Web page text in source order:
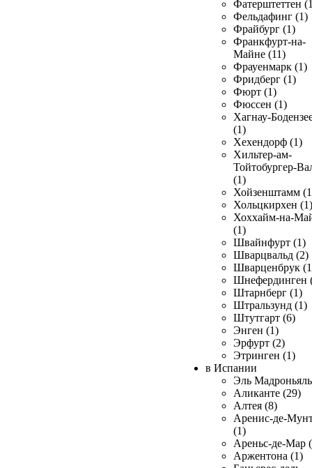
Фатерштеттен
Фельдафинг (1)
Фрайбург (1)
Франкфурт-на-
Майне (11)
Фрауенмарк (1)
Фридберг (1)
Фюрт (1)
Фюссен (1)
Хагнау-
(1)
Хехендорф (1)
Хильтер-ам-
Тойтобургер-
(1)
Хойзенштамм
Хольцкирхен (1)
Хоххайм-на-
(1)
Швайнфурт (1)
Шварцвальд (2)
Шварценбрук
Шнефердинген
Штарнберг (1)
Штральзунд (1)
Штутгарт (6)
Энген (1)
Эрфурт (2)
Этринген (1)
в Испании
Эль
Аликанте (29)
Алтея (8)
Аренис-де-
(1)
Ареньс-де-Мар
Аржентона (1)